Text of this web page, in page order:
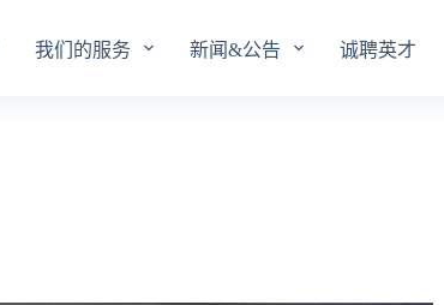
我们的服务 新闻&公告 诚聘英才